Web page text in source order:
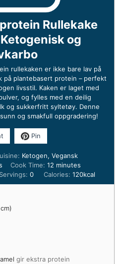
Rullekake
og
rullekaken er ikke bare lav på
på plantebasert protein – perfekt
livsstil. Kaken er laget med
og fylles med en deilig
og sukkerfritt syltetøy. Denne
og smakfull oppgradering!
Pin
Ketogen, Vegansk
Cook Time: 12minutes
minutes
Servings:0 Calories: 120kcal
gir ekstra protein